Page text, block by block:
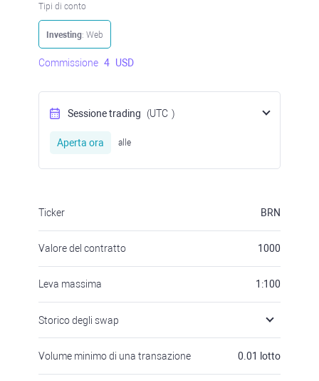
Tipi di conto
Investing: Web
Commissione 4 USD
Sessione trading (UTC )
Aperta ora alle
Ticker BRN
Valore del contratto 1000
Leva massima 1:100
Storico degli swap
Volume minimo di una transazione 0.01 lotto